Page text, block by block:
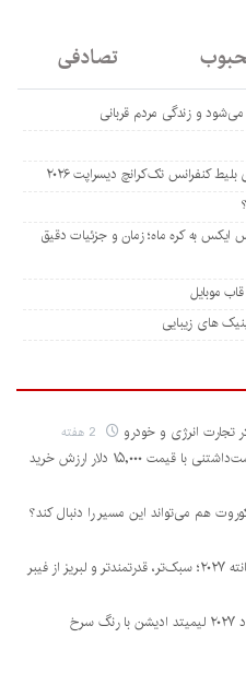
تصادفی
می‌شود و زندگی مردم قربانی
غیرفعال راکت فالکون ۹ اسپیس ایکس به کره ماه؛ زمان و جزئیات دقیق
موبایل
های زیبایی
تجارت انرژی و خودرو
فیات توپولینو ۲۰۲۶؛ موش کوچک و دوست‌داشتنی با قیمت ۱۵,۰۰۰ دلار ارزش خرید
هم می‌تواند این مسیر را دنبال کند؟
رونمایی از لامبورگینی اوروس SE پرفورمانته ۲۰۲۷؛ سبک‌تر، قدرتمندتر و لبریز از فیبر
شاهکار جدید ژاپنی؛ رونمایی از هوندا پرلود ۲۰۲۷ لیمیتد ادیشن با رنگ سرخ